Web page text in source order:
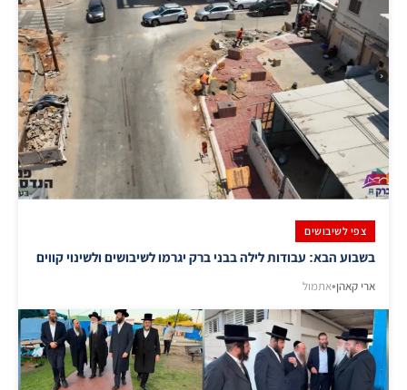
צפי לשיבושים
בשבוע הבא: עבודות לילה בבני ברק יגרמו לשיבושים ולשינוי קווים
ארי קאהן•אתמול